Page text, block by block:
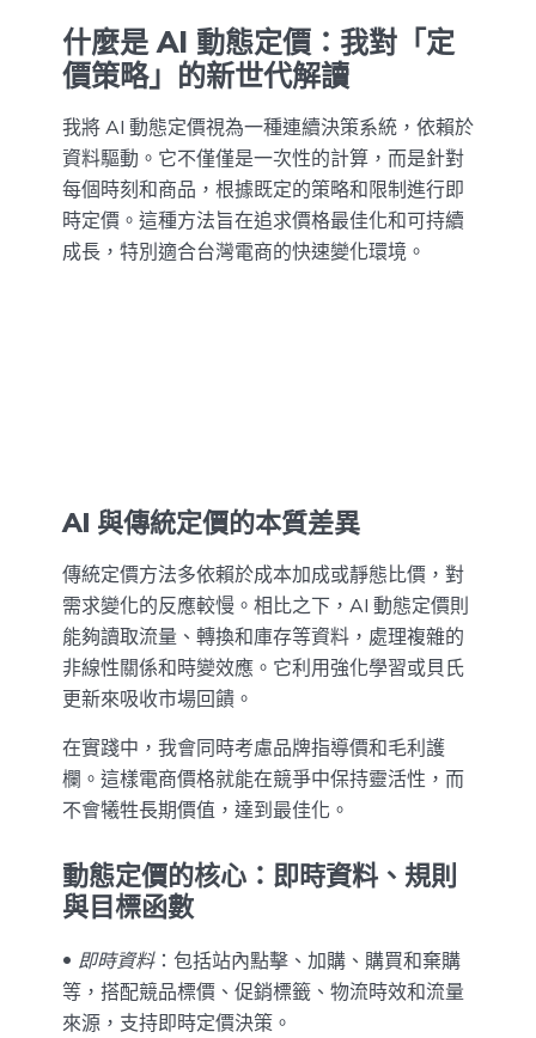
什麼是 AI 動態定價：我對「定
價策略」的新世代解讀
我將 AI 動態定價視為一種連續決策系統，依賴於
資料驅動。它不僅僅是一次性的計算，而是針對
每個時刻和商品，根據既定的策略和限制進行即
時定價。這種方法旨在追求價格最佳化和可持續
成長，特別適合台灣電商的快速變化環境。
AI 與傳統定價的本質差異
傳統定價方法多依賴於成本加成或靜態比價，對
需求變化的反應較慢。相比之下，AI 動態定價則
能夠讀取流量、轉換和庫存等資料，處理複雜的
非線性關係和時變效應。它利用強化學習或貝氏
更新來吸收市場回饋。
在實踐中，我會同時考慮品牌指導價和毛利護
欄。這樣電商價格就能在競爭中保持靈活性，而
不會犧牲長期價值，達到最佳化。
動態定價的核心：即時資料、規則
與目標函數
即時資料：包括站內點擊、加購、購買和棄購
等，搭配競品標價、促銷標籤、物流時效和流量
來源，支持即時定價決策。